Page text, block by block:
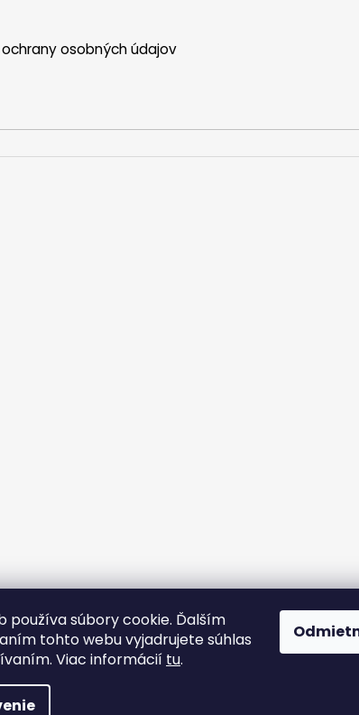
používa súbory cookie. Ďalším
tohto webu vyjadrujete súhlas
Viac informácií tu.
osobných údajov
Strojárske Centrum - MT flex BEST OFF